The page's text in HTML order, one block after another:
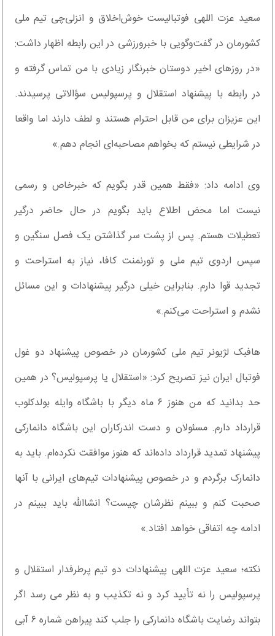
سعید عزت اللهی فوتبالیست خوش‌اخلاق و انزلی‌چی تیم ملی
کشورمان در گفت‌وگویی با خبرورزشی در این رابطه اظهار داشت:
«در روزهای اخیر دوستان خبرنگار زیادی با من تماس گرفته و
در رابطه با پیشنهاد استقلال و پرسپولیس سؤالاتی پرسیدند.
این عزیزان برای من قابل احترام هستند و لطف دارند اما واقعا
در شرایطی نیستم که بخواهم مصاحبه‌ای انجام دهم.»
وی ادامه داد: «فقط همین قدر بگویم که خبرخاص و رسمی
نیست اما محض اطلاع باید بگویم در حال حاضر درگیر
تعطیلات هستم. پس از پشت سر گذاشتن یک فصل سنگین و
سپس اردوی تیم ملی و تورنمنت کافا، نیاز به استراحت و
تجدید قوا دارم. بنابراین خیلی درگیر پیشنهادات و این مسائل
نشدم و استراحت می‌کنم.»
هافبک لژیونر تیم ملی کشورمان در خصوص پیشنهاد دو غول
فوتبال ایران نیز تصریح کرد: «استقلال یا پرسپولیس؟ در همین
حد بدانید که من هنوز ۶ ماه دیگر با باشگاه وایله بولدکلوب
قرارداد دارم. مسئولان و دست اندرکاران این باشگاه دانمارکی
پیشنهاد تمدید قرارداد داده‌اند که هنوز موافقت نکرده‌ام. باید به
دانمارک برگردم و در خصوص پیشنهادات تیم‌های ایرانی با آنها
صحبت کنم و ببینم نظرشان چیست؟ انشاالله باید ببینم در
ادامه چه اتفاقی خواهد افتاد.»
نکته؛ سعید عزت اللهی پیشنهادات دو تیم پرطرفدار استقلال و
پرسپولیس را نه تأیید کرد و نه تکذیب و به نظر می رسد اگر
بتواند رضایت باشگاه دانمارکی را جلب کند پیراهن شماره ۶ آبی